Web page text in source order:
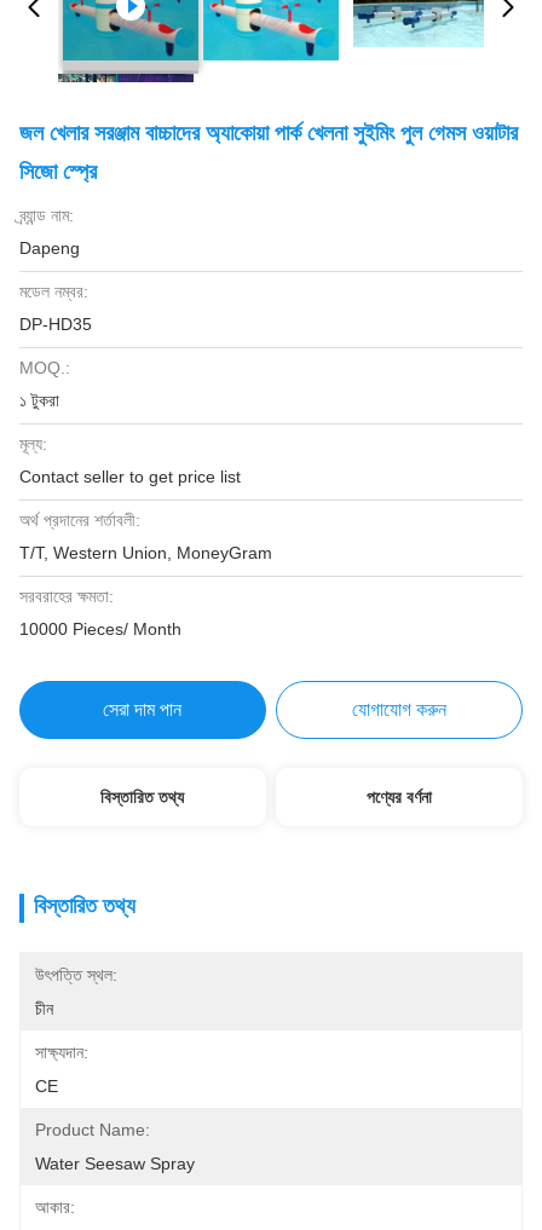
জল খেলার সরঞ্জাম বাচ্চাদের অ্যাকোয়া পার্ক খেলনা সুইমিং পুল গেমস ওয়াটার
সিজো স্প্রে
ব্র্যান্ড নাম:
Dapeng
মডেল নম্বর:
DP-HD35
MOQ.:
১ টুকরা
মূল্য:
Contact seller to get price list
অর্থ প্রদানের শর্তাবলী:
T/T, Western Union, MoneyGram
সরবরাহের ক্ষমতা:
10000 Pieces/ Month
সেরা দাম পান যোগাযোগ করুন
বিস্তারিত তথ্য পণ্যের বর্ণনা
বিস্তারিত তথ্য
উৎপত্তি স্থল:
চীন
সাক্ষ্যদান:
CE
Product Name:
Water Seesaw Spray
আকার: